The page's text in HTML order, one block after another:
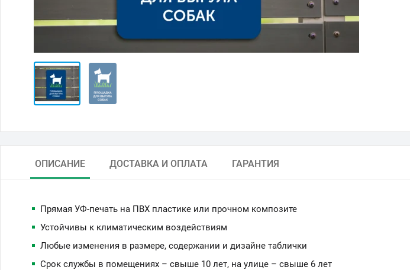
ОПИСАНИЕ ДОСТАВКА И ОПЛАТА ГАРАНТИЯ
Прямая УФ-печать на ПВХ пластике или прочном композите
Устойчивы к климатическим воздействиям
Любые изменения в размере, содержании и дизайне таблички
Срок службы в помещениях – свыше 10 лет, на улице – свыше 6 лет